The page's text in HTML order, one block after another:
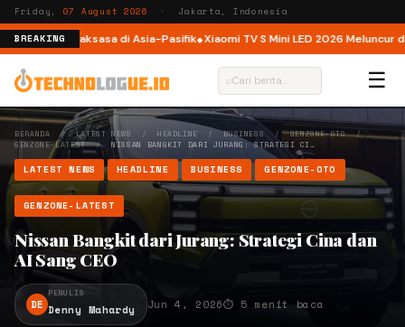
Friday, 07 August 2026 · Jakarta, Indonesia
BREAKING
AI Raksasa di Asia-Pasifik Xiaomi TV S Mini LED 2026 Meluncur di
⌕ ☰
BERANDA / LATEST NEWS / HEADLINE /BUSINESS /GENZONE-OTO/
GENZONE-LATEST/NISSAN BANGKIT DARI JURANG: STRATEGI CI…
LATEST NEWS HEADLINE BUSINESS GENZONE-OTO
GENZONE-LATEST
Nissan Bangkit dari Jurang: Strategi Cina dan
AI Sang CEO
DE
PENULIS
Denny Mahardy Jun 4, 2026⏱ 5 menit baca